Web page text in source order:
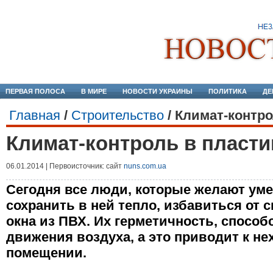
ПЕРВАЯ ПОЛОСА В МИРЕ НОВОСТИ УКРАИНЫ ПОЛИТИКА
Главная / Строительство / Климат-
Климат-контроль в
06.01.2014 | Первоисточник: сайт nuns.com.ua
Сегодня все люди, которые желают
сохранить в ней тепло, избавиться от
окна из ПВХ. Их герметичность,
движения воздуха, а это приводит к
помещении.